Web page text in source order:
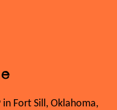
Fort Sill, Oklahoma,